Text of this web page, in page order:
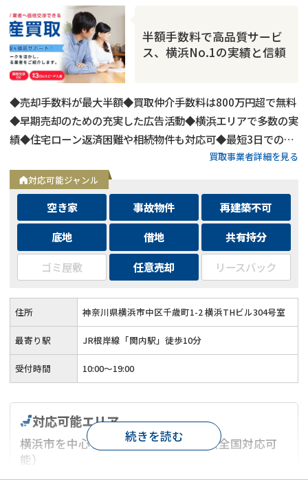
半額手数料で高品質サービ
ス、横浜No.1の実績と信頼
◆売却手数料が最大半額◆買取仲介手数料は800万円超で無料
◆早期売却のための充実した広告活動◆横浜エリアで多数の実
績◆住宅ローン返済困難や相続物件も対応可◆最短3日での売
却も可能◆プロフェッショナルによる徹底サポート買取事業者詳細を見る
対応可能ジャンル
空き家 事故物件
再建築不可
底地
借地
共有持分
ゴミ屋敷
任意売却 リースバック
住所 神奈川県横浜市中区千歳町1-2 横浜THビル304号室
最寄り駅 JR根岸線「関内駅」徒歩10分
受付時間 10:00～19:00
対応可能エリア
横浜市を中心とした神奈川県エリア（全国対応可
能）
続きを読む